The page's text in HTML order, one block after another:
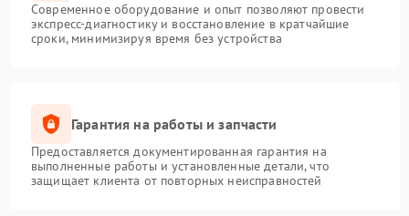
Современное оборудование и опыт позволяют провести
экспресс-диагностику и восстановление в кратчайшие
сроки, минимизируя время без устройства
Гарантия на работы и запчасти
Предоставляется документированная гарантия на
выполненные работы и установленные детали, что
защищает клиента от повторных неисправностей